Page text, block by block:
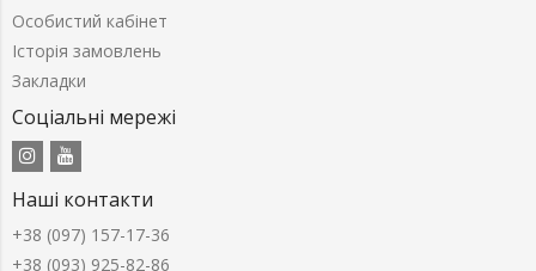
Особистий кабінет
Історія замовлень
Закладки
Соціальні мережі
Наші контакти
+38 (097) 157-17-36
+38 (093) 925-82-86